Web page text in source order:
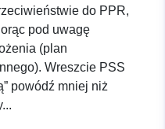
do PPR,
pod uwagę
(plan
Wreszcie PSS
powódź mniej niż